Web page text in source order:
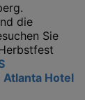
die
Sie
Atlanta Hotel